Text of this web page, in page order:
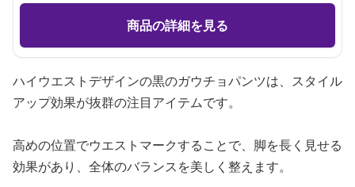
商品の詳細を見る
ハイウエストデザインの黒のガウチョパンツは、スタイル
アップ効果が抜群の注目アイテムです。
高めの位置でウエストマークすることで、脚を長く見せる
効果があり、全体のバランスを美しく整えます。